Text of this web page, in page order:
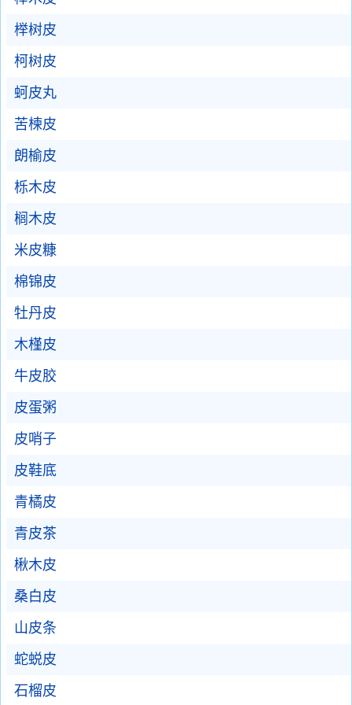
榉树皮
柯树皮
蚵皮丸
苦楝皮
朗榆皮
栎木皮
榈木皮
米皮糠
棉锦皮
牡丹皮
木槿皮
牛皮胶
皮蛋粥
皮哨子
皮鞋底
青橘皮
青皮茶
楸木皮
桑白皮
山皮条
蛇蜕皮
石榴皮